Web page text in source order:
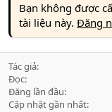
Bạn không được
tài liệu này. Đăng
Tác giả
Đọc
Đăng lần đầu
Cập nhật gần nhất